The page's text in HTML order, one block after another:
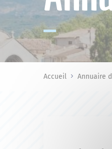
Accueil Annuaire